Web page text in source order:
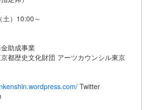
）10:00～
助成事業
京都歴史文化財団 アーツカウンシル東京
Twitter